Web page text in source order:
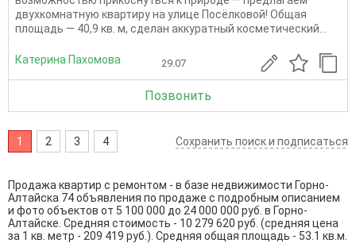
двухкомнатную квартиру на улице Посёлковой! Общая
площадь — 40,9 кв. м, сделан аккуратный косметический...
Катерина Пахомова 29.07
Позвонить
1 2 3 4 Сохранить поиск и подписаться
Продажа квартир с ремонтом - в базе недвижимости Горно-
Алтайска 74 объявления по продаже с подробным описанием
и фото объектов от 5 100 000 до 24 000 000 руб. в Горно-
Алтайске. Средняя стоимость - 10 279 620 руб. (средняя цена
за 1 кв. метр - 209 419 руб.). Средняя общая площадь - 53.1 кв.м.